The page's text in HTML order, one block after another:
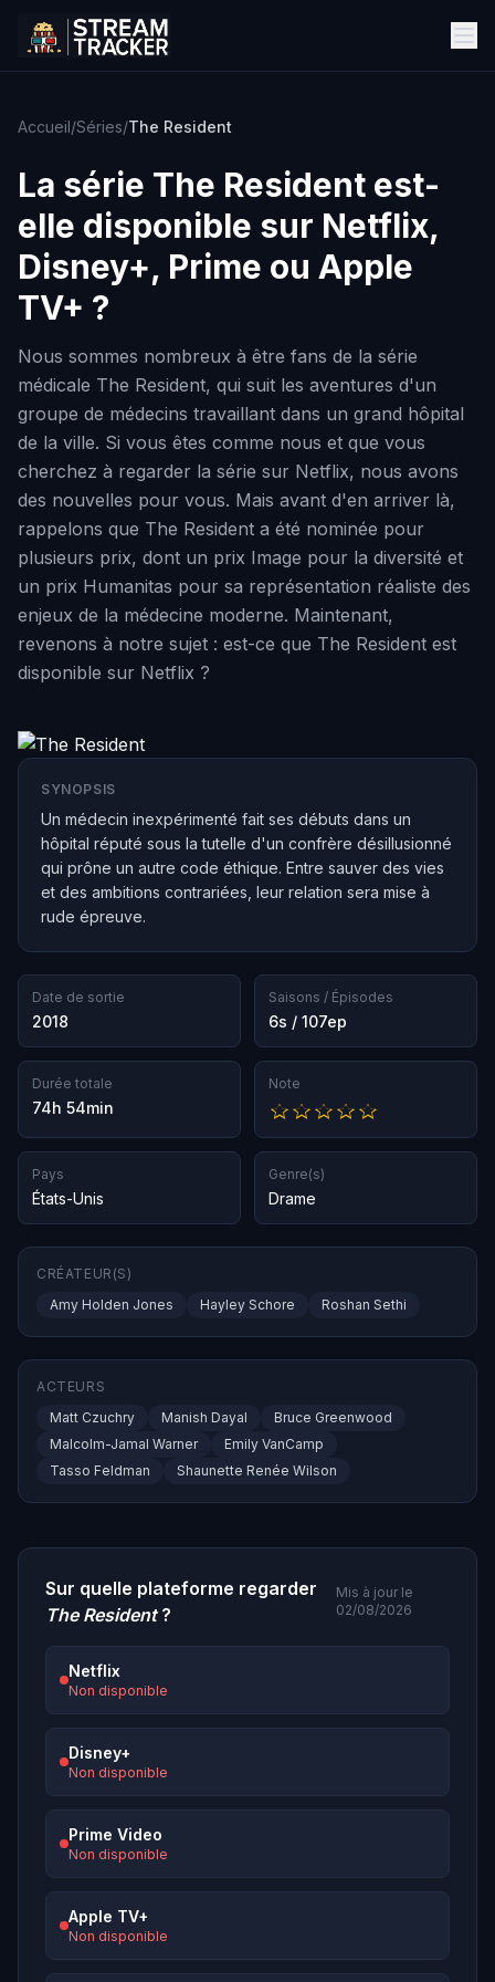
Accueil/Séries/The Resident
La série The Resident est-
elle disponible sur Netflix,
Disney+, Prime ou Apple
TV+ ?
Nous sommes nombreux à être fans de la série
médicale The Resident, qui suit les aventures d'un
groupe de médecins travaillant dans un grand hôpital
de la ville. Si vous êtes comme nous et que vous
cherchez à regarder la série sur Netflix, nous avons
des nouvelles pour vous. Mais avant d'en arriver là,
rappelons que The Resident a été nominée pour
plusieurs prix, dont un prix Image pour la diversité et
un prix Humanitas pour sa représentation réaliste des
enjeux de la médecine moderne. Maintenant,
revenons à notre sujet : est-ce que The Resident est
disponible sur Netflix ?
SYNOPSIS
Un médecin inexpérimenté fait ses débuts dans un
hôpital réputé sous la tutelle d'un confrère désillusionné
qui prône un autre code éthique. Entre sauver des vies
et des ambitions contrariées, leur relation sera mise à
rude épreuve.
Date de sortie
2018
Saisons / Épisodes
6s / 107ep
Durée totale
74h 54min
Note
Pays
États-Unis
Genre(s)
Drame
CRÉATEUR(S)
Amy Holden Jones
Hayley Schore Roshan Sethi
ACTEURS
Matt Czuchry
Manish Dayal
Bruce Greenwood
Malcolm-Jamal Warner
Emily VanCamp
Tasso Feldman
Shaunette Renée Wilson
Sur quelle plateforme regarder
The Resident?
Mis à jour le
02/08/2026
Netflix
Non disponible
Disney+
Non disponible
Prime Video
Non disponible
Apple TV+
Non disponible